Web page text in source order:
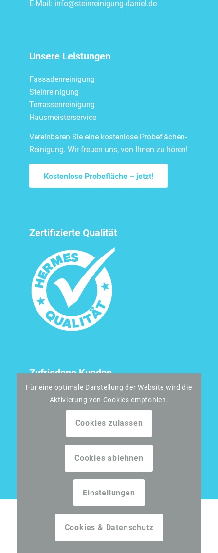
E-Mail: info@steinreinigung-daniel.de
Unsere Leistungen
Fassadenreinigung
Steinreinigung
Terrassenreinigung
Hausmeisterservice
Vereinbaren Sie eine kostenlose Probeflächen-
Reinigung. Wir freuen uns, von Ihnen zu hören!
Kostenlose Probefläche – jetzt!
Zertifizierte Qualität
Zufriedene Kunden
© Steinreinigung Daniel •Impressum
Datenschutzerklärung
Für eine optimale Darstellung der Website wird die
Aktivierung von Cookies empfohlen.
Cookies zulassen
Cookies ablehnen
Einstellungen
Cookies & Datenschutz